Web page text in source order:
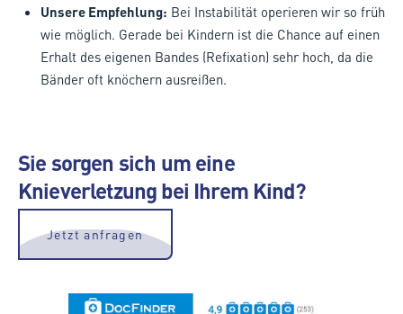
Unsere Empfehlung: Bei Instabilität operieren wir so früh
wie möglich. Gerade bei Kindern ist die Chance auf einen
Erhalt des eigenen Bandes (Refixation) sehr hoch, da die
Bänder oft knöchern ausreißen.
Sie sorgen sich um eine
Knieverletzung bei Ihrem Kind?
Jetzt anfragen